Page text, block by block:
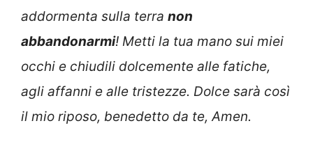
addormenta sulla terra non
abbandonarmi! Metti la tua mano sui miei
occhi e chiudili dolcemente alle fatiche,
agli affanni e alle tristezze. Dolce sarà così
il mio riposo, benedetto da te, Amen.